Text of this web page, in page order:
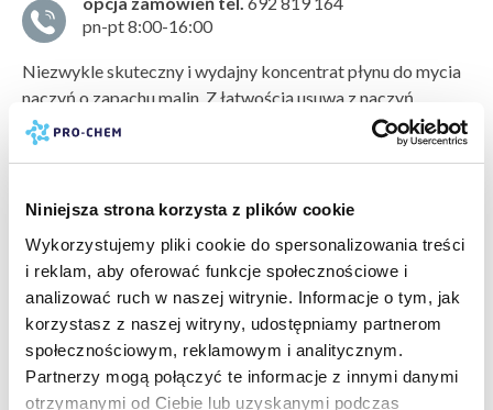
Niniejsza strona korzysta z plików cookie
Wykorzystujemy pliki cookie do spersonalizowania treści
i reklam, aby oferować funkcje społecznościowe i
analizować ruch w naszej witrynie. Informacje o tym, jak
korzystasz z naszej witryny, udostępniamy partnerom
społecznościowym, reklamowym i analitycznym.
Partnerzy mogą połączyć te informacje z innymi danymi
otrzymanymi od Ciebie lub uzyskanymi podczas
pn-pt 8:00-16:00
Niezwykle skuteczny i wydajny koncentrat płynu do mycia
naczyń o zapachu malin. Z łatwością usuwa z naczyń
kuchennych tłuszcze oraz inne zanieczyszczenia, takie jak
osad po kawie lub herbacie czy przypalony brud. Nie
Sposób użycia
Niewielką ilość płynu nanieść na gąbkę do mycia naczyń.
Dokładnie umyć naczynia, następnie spłukać pod
bieżącą wodą.
Przechowywanie / magazynowanie
Przechowywać z dala od dzieci, w suchym pomieszczeniu,
w zakresie temperatur od 5°C do 30°C.
pokaż więcej »
bezpieczeństwo:
karta charakterystyki
arkusz składników
karta bezpieczeństwa
producent:
PRO-CHEM
marka:
EFEKT MOTYLA
odczyn PH:
neutralny (7)